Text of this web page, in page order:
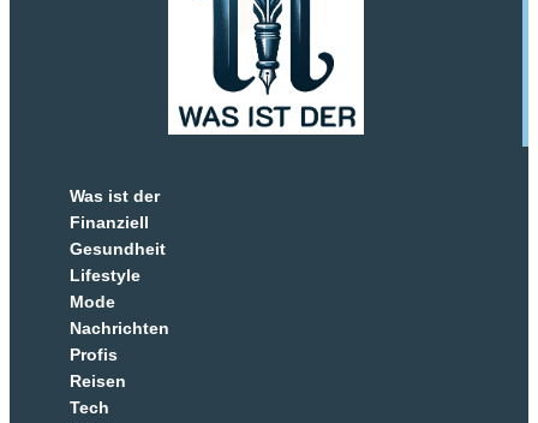
Was ist der
Finanziell
Gesundheit
Lifestyle
Mode
Nachrichten
Profis
Reisen
Tech